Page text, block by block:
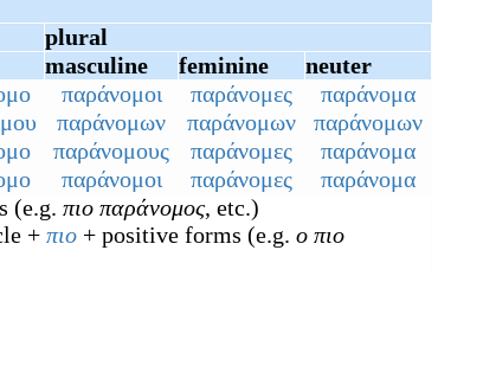
plural
masculine feminine
neuter
παράνομοι παράνομες
παράνομα
παράνομων παράνομων
παράνομων
παράνομους παράνομες
παράνομα
παράνομοι παράνομες παράνομα
(e.g. πιο παράνομος, etc.)
+ πιο + positive forms (e.g. ο πιο